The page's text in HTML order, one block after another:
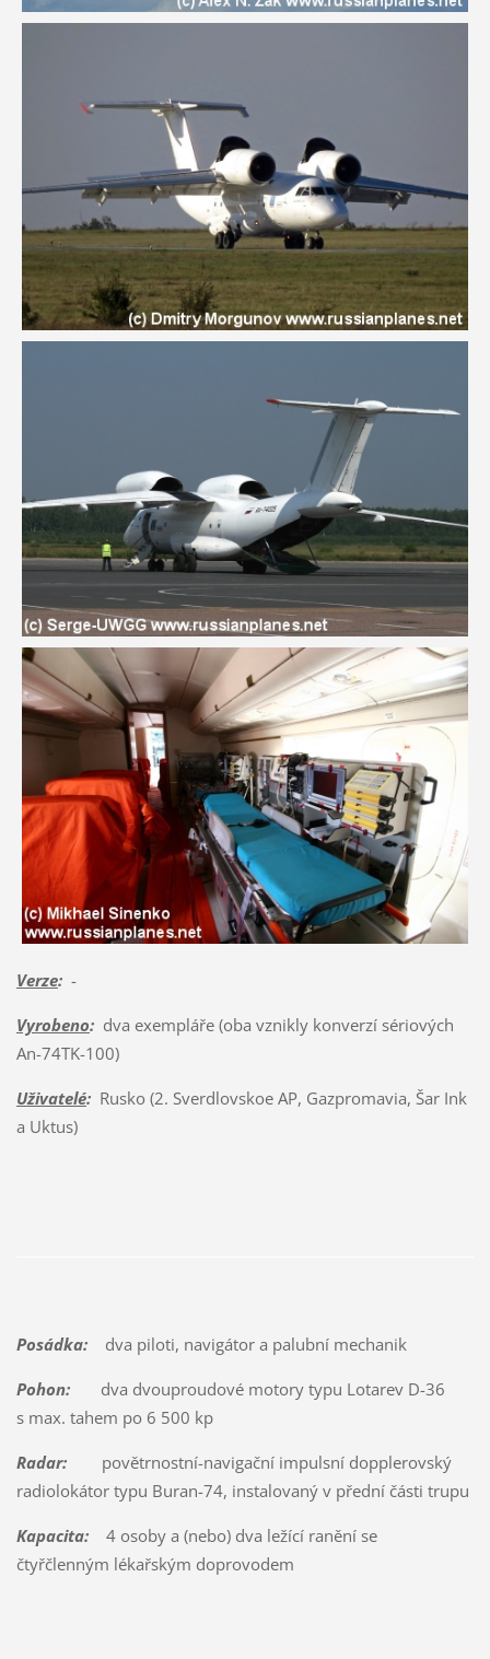
Verze:-
Vyrobeno:dva exempláře (oba vznikly konverzí sériových
An-74TK-100)
Uživatelé:Rusko (2. Sverdlovskoe AP, Gazpromavia, Šar Ink
a Uktus)
Posádka:dva piloti, navigátor a palubní mechanik
Pohon:dva dvouproudové motory typu Lotarev D-36
s max. tahem po 6 500 kp
Radar:povětrnostní-navigační impulsní dopplerovský
radiolokátor typu Buran-74, instalovaný v přední části trupu
Kapacita:4 osoby a (nebo) dva ležící ranění se
čtyřčlenným lékařským doprovodem